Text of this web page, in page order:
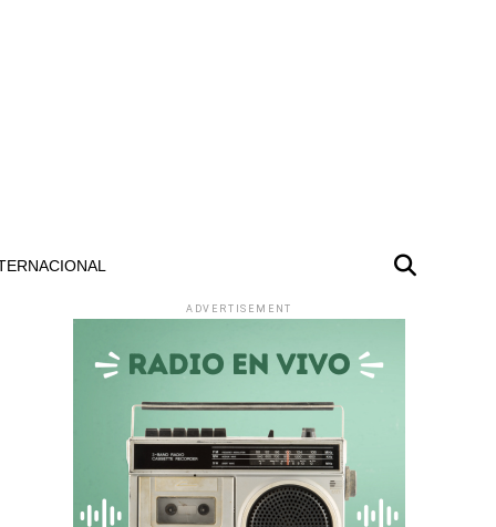
ADVERTISEMENT